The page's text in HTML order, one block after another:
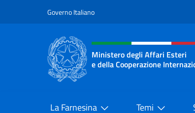
Governo Italiano
Intestazione sito, social
Ministero degli Affari Esteri
e della Cooperazione
La Farnesina Temi